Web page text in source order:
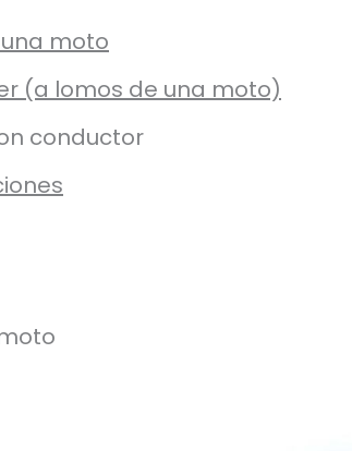
una moto
(a lomos de una moto)
conductor